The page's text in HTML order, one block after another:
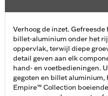
Verhoog de inzet.
billet-aluminium onder het
oppervlak, terwijl diepe
detail geven aan elk
hand- en voetbedieningen.
gegoten en billet
Empire™ Collection